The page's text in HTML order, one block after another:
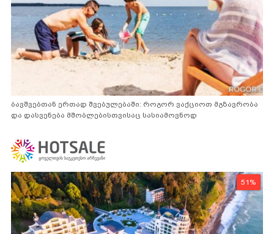
ბავშვებთან ერთად შვებულებაში: როგორ ვაქციოთ მგზავრობა
და დასვენება მშობლებისთვისაც სასიამოვნოდ
51%